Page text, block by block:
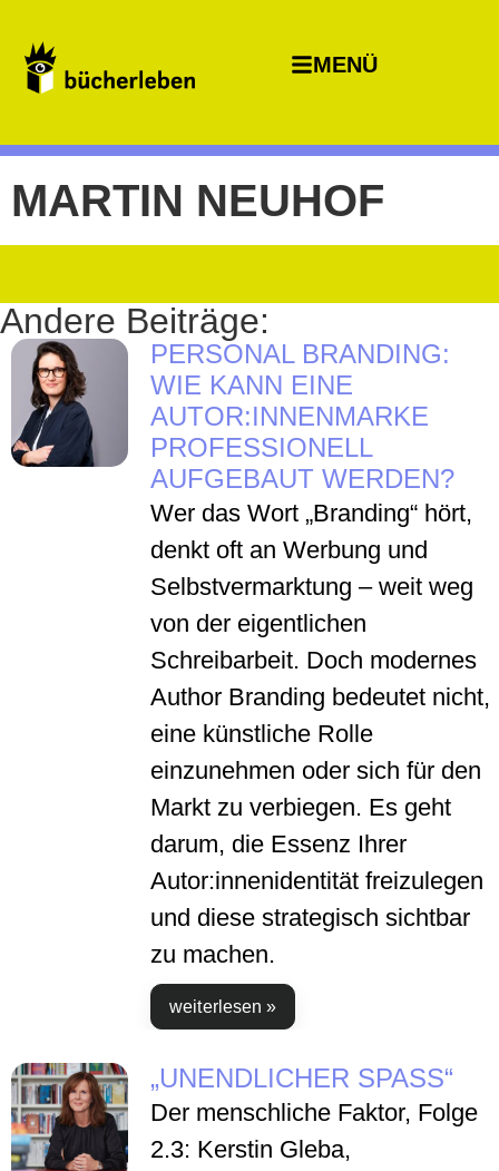
MENÜ
MARTIN NEUHOF
Andere Beiträge:
PERSONAL BRANDING:
WIE KANN EINE
AUTOR:INNENMARKE
PROFESSIONELL
AUFGEBAUT WERDEN?
Wer das Wort „Branding“ hört,
denkt oft an Werbung und
Selbstvermarktung – weit weg
von der eigentlichen
Schreibarbeit. Doch modernes
Author Branding bedeutet nicht,
eine künstliche Rolle
einzunehmen oder sich für den
Markt zu verbiegen. Es geht
darum, die Essenz Ihrer
Autor:innenidentität freizulegen
und diese strategisch sichtbar
zu machen.
weiterlesen »
„UNENDLICHER SPASS“
Der menschliche Faktor, Folge
2.3: Kerstin Gleba,